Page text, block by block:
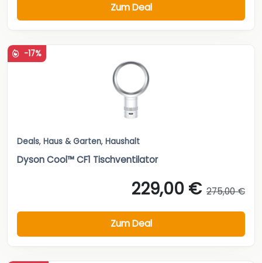
Zum Deal
-17%
Deals, Haus & Garten, Haushalt
Dyson Cool™ CF1 Tischventilator
229,00 € 275,00 €
Zum Deal